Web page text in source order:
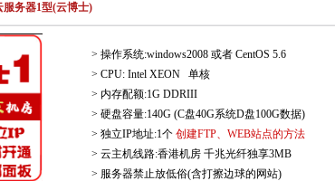
服务器1型(云博士)
> 操作系统:windows2008 或者 CentOS 5.6
> CPU: Intel XEON 单核
> 内存配额:1G DDRIII
> 硬盘容量:140G (C盘40G系统D盘100G数据)
> 独立IP地址:1个 创建FTP、WEB站点的方法
> 云主机线路:香港机房 千兆光纤独享3MB
> 服务器禁止放低俗(含打擦边球的网站)